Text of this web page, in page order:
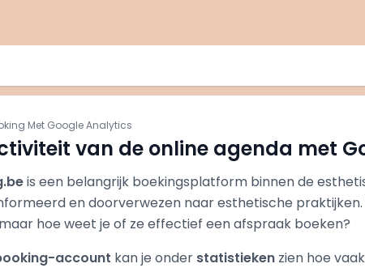
Met Google Analytics
van de online agenda met
is een belangrijk boekingsplatform binnen de
en doorverwezen naar esthetische
maar hoe weet je of ze effectief een afspraak boeken?
account kan je onder statistieken zien hoe